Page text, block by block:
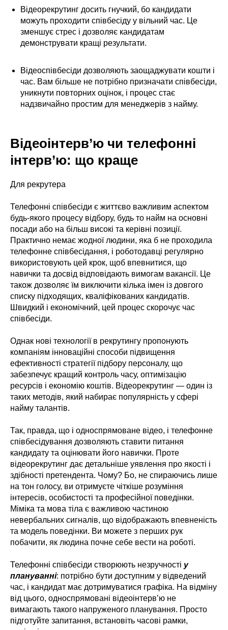
Відеорекрутинг досить гнучкий, бо кандидати
можуть проходити співбесіду у вільний час. Це
зменшує стрес і дозволяє кандидатам
демонструвати кращі результати.
Відеоспівбесіди дозволяють заощаджувати кошти і
час. Вам більше не потрібно призначати співбесіди,
уникнути повторних оцінок, і процес стає
надзвичайно простим для менеджерів з найму.
Відеоінтерв’ю чи телефонні
інтерв’ю: що краще
Для рекрутера
Телефонні співбесіди є життєво важливим аспектом
будь-якого процесу відбору, будь то найм на основні
посади або на більш високі та керівні позиції.
Практично немає жодної людини, яка б не проходила
телефонне співбесідання, і роботодавці регулярно
використовують цей крок, щоб впевнитися, що
навички та досвід відповідають вимогам вакансії. Це
також дозволяє їм виключити кілька імен із довгого
списку підходящих, кваліфікованих кандидатів.
Швидкий і економічний, цей процес скорочує час
співбесіди.
Однак нові технології в рекрутингу пропонують
компаніям інноваційні способи підвищення
ефективності стратегії підбору персоналу, що
забезпечує кращий контроль часу, оптимізацію
ресурсів і економію коштів. Відеорекрутинг — один із
таких методів, який набирає популярність у сфері
найму талантів.
Так, правда, що і односпрямоване відео, і телефонне
співбесідування дозволяють ставити питання
кандидату та оцінювати його навички. Проте
відеорекрутинг дає детальніше уявлення про якості і
здібності претендента. Чому? Бо, не спираючись лише
на тон голосу, ви отримуєте чіткіше розуміння
інтересів, особистості та професійної поведінки.
Міміка та мова тіла є важливою частиною
невербальних сигналів, що відображають впевненість
та модель поведінки. Ви можете з перших рук
побачити, як людина почне себе вести на роботі.
Телефонні співбесіди створюють незручності у
плануванні: потрібно бути доступним у відведений
час, і кандидат має дотримуватися графіка. На відміну
від цього, односпрямовані відеоінтерв’ю не
вимагають такого напруженого планування. Просто
підготуйте запитання, встановіть часові рамки,